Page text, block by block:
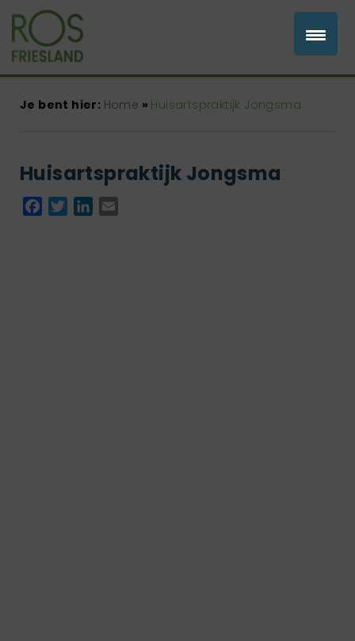
Je bent hier: Home » Huisartspraktijk Jongsma
Huisartspraktijk Jongsma
Facebook
TwitterLinkedIn